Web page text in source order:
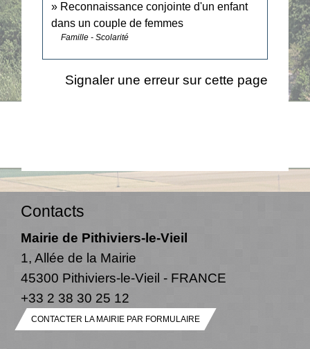
Reconnaissance conjointe d'un enfant
dans un couple de femmes
Famille - Scolarité
Signaler une erreur sur cette page
Contacts
Mairie de Pithiviers-le-Vieil
1, Allée de la Mairie
45300 Pithiviers-le-Vieil - FRANCE
+33 2 38 30 25 12
CONTACTER LA MAIRIE PAR FORMULAIRE